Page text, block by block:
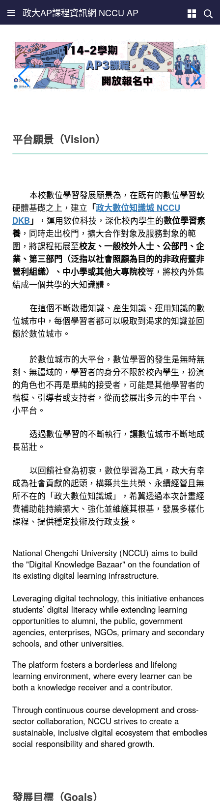
政大AP課程資訊網 NCCU AP
平台願景（Vision）
本校數位學習發展願景為，在既有的數位學習軟
硬體基礎之上，建立 「政大數位知識城 NCCU
DKB 」 ，運用數位科技，深化校內學生的數位學習素
養 ，同時走出校門，擴大合作對象及服務對象的範
圍，將課程拓展至校友、一般校外人士、公部門、企
業、第三部門（泛指以社會照顧為目的的非政府暨非
營利組織）、中小學或其他大專院校等，將校內外集
結成一個共學的大知識體。
在這個不斷散播知識、產生知識、運用知識的數
位城市中，每個學習者都可以吸取到渴求的知識並回
饋於數位城市。
於數位城市的大平台，數位學習的發生是無時無
刻、無疆域的，學習者的身分不限於校內學生，扮演
的角色也不再是單純的接受者，可能是其他學習者的
楷模、引導者或支持者，從而發展出多元的中平台、
小平台。
透過數位學習的不斷執行，讓數位城市不斷地成
長茁壯。
以回饋社會為初衷，數位學習為工具，政大有幸
成為社會貢獻的起頭，構築共生共榮、永續經營且無
所不在的「政大數位知識城」，希冀透過本次計畫經
費補助能持續擴大、強化並維護其根基，發展多樣化
課程、提供穩定技術及行政支援。
National Chengchi University (NCCU) aims to build
the "Digital Knowledge Bazaar" on the foundation of
its existing digital learning infrastructure.
Leveraging digital technology, this initiative enhances
students’ digital literacy while extending learning
opportunities to alumni, the public, government
agencies, enterprises, NGOs, primary and secondary
schools, and other universities.
The platform fosters a borderless and lifelong
learning environment, where every learner can be
both a knowledge receiver and a contributor.
Through continuous course development and cross-
sector collaboration, NCCU strives to create a
sustainable, inclusive digital ecosystem that embodies
social responsibility and shared growth.
發展目標（Goals）